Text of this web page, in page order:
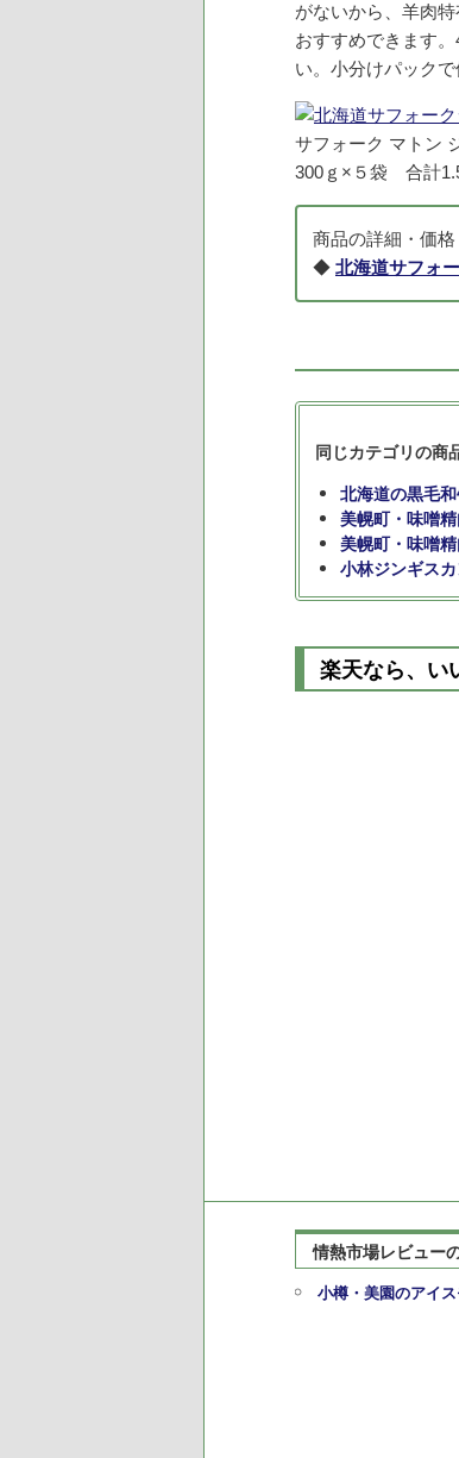
がないから、羊肉
おすすめできます
い。小分けパックで
サフォーク マトン
300ｇ×５袋 合計
商品の詳細・価
◆ 北海道サフォ
同じカテゴリの商
北海道の黒毛
美幌町・味噌
美幌町・味噌
小林ジンギス
楽天なら、い
情熱市場レビュー
小樽・美園のアイ